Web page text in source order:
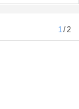
1/ 2